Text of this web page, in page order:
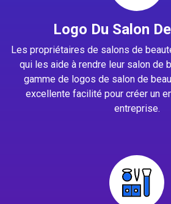
Logo Du Salon
Les propriétaires de salons de
qui les aide à rendre leur salon de
gamme de logos de salon de
excellente facilité pour créer un
entreprise.